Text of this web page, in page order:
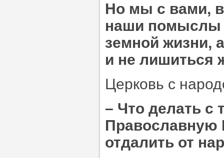
Но мы с вами, в
наши помыслы
земной жизни,
и не лишиться
Церковь с
– Что делать с
Православную
отдалить от